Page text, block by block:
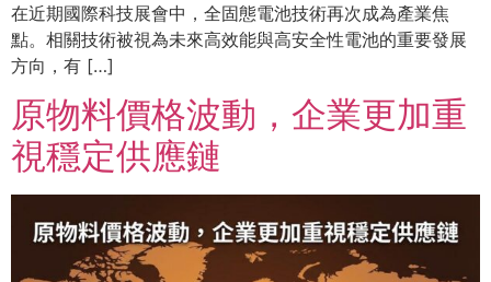
在近期國際科技展會中，全固態電池技術再次成為產業焦
點。相關技術被視為未來高效能與高安全性電池的重要發展
方向，有 […]
原物料價格波動，企業更加重
視穩定供應鏈